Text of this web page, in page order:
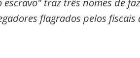
traz três nomes de
flagrados pelos